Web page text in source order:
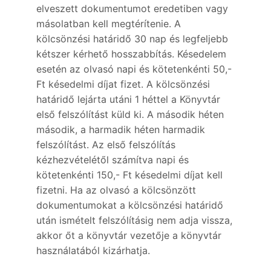
elveszett dokumentumot eredetiben vagy
másolatban kell megtérítenie. A
kölcsönzési határidő 30 nap és legfeljebb
kétszer kérhető hosszabbítás. Késedelem
esetén az olvasó napi és kötetenkénti 50,-
Ft késedelmi díjat fizet. A kölcsönzési
határidő lejárta utáni 1 héttel a Könyvtár
első felszólítást küld ki. A második héten
második, a harmadik héten harmadik
felszólítást. Az első felszólítás
kézhezvételétől számítva napi és
kötetenkénti 150,- Ft késedelmi díjat kell
fizetni. Ha az olvasó a kölcsönzött
dokumentumokat a kölcsönzési határidő
után ismételt felszólításig nem adja vissza,
akkor őt a könyvtár vezetője a könyvtár
használatából kizárhatja.